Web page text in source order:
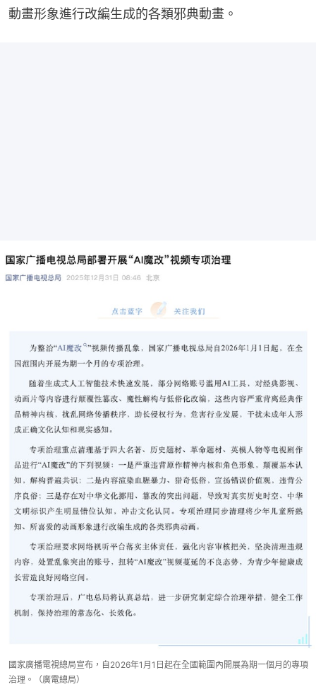
動畫形象進行改編生成的各類邪典動畫。
國家廣播電視總局宣布，自2026年1月1日起在全國範圍內開展為期一個月的專項
治理。（廣電總局）